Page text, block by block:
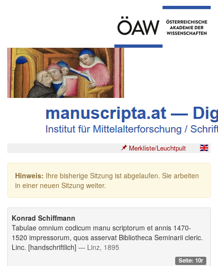
Merkliste/Leuchtpult
Hinweis: Ihre bisherige Sitzung ist abgelaufen. Sie arbeiten
in einer neuen Sitzung weiter.
Konrad Schiffmann
Tabulae omnium codicum manu scriptorum et annis 1470-
1520 impressorum, quos asservat Bibliotheca Seminarii cleric.
Linc. [handschriftlich] — Linz, 1895
Seite: 10r